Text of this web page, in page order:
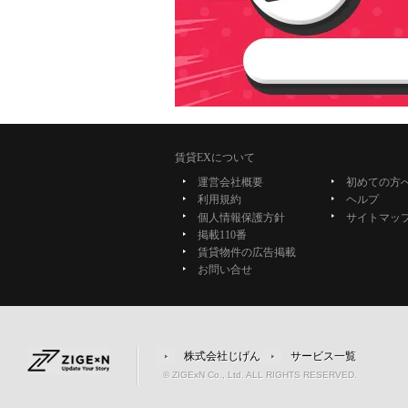
賃貸EXについて
運営会社概要
利用規約
個人情報保護方針
掲載110番
賃貸物件の広告掲載
お問い合せ
初めての方
ヘルプ
サイトマッ
株式会社じげん サービス一覧
© ZIGExN Co., Ltd. ALL RIGHTS RESERVED.